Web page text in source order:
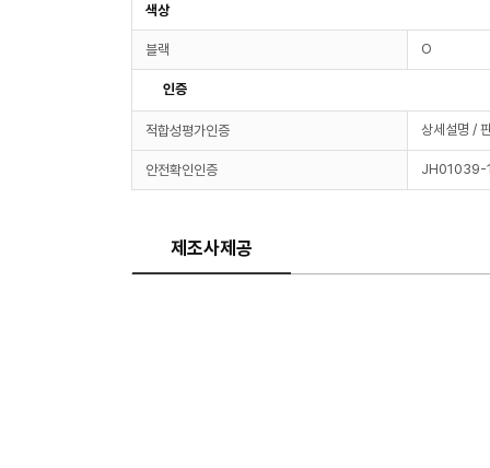
색상
블랙 O
인증
적합성평가인증 상세설명 /
안전확인인증
제조사제공